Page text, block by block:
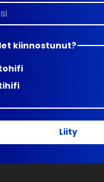
kiinnostunut?
Liity